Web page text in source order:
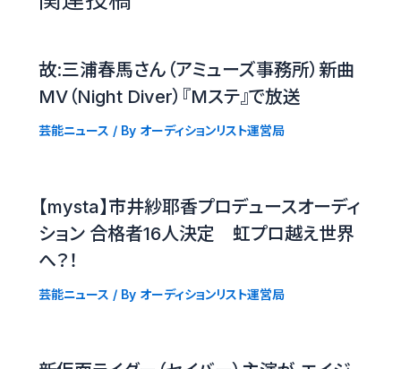
故:三浦春馬さん（アミューズ事務所）新曲
MV（Night Diver）『Mステ』で放送
芸能ニュース / By オーディションリスト運営局
【mysta】市井紗耶香プロデュースオーディ
ション 合格者16人決定 虹プロ越え世界
へ？！
芸能ニュース / By オーディションリスト運営局